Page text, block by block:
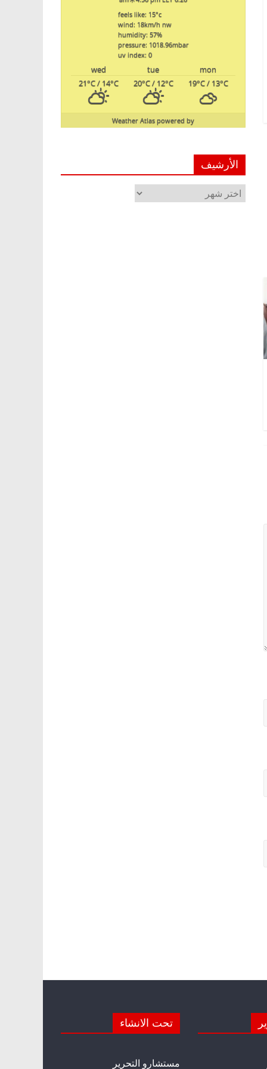
feels like: 15°c
wind: 18km/h nw
humidity: 57%
pressure: 1018.96mbar
uv index: 0
mon
tue
wed
19°C/ 13°C
20°C/ 12°C
21°C/ 14°C
powered by
Weather Atlas
الأرشيف
الأرشيف
تحت الانشاء
مستشارو التحرير